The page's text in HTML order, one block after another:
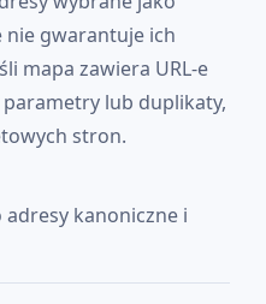
nie gwarantuje ich
mapa zawiera URL-e
lub duplikaty,
stron.
kanoniczne i